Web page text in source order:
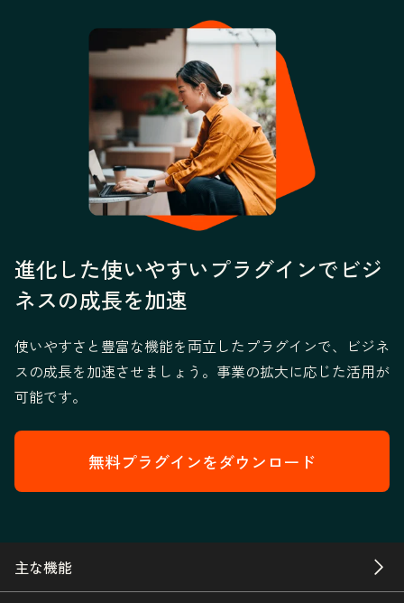
進化した使いやすいプラグインでビジ
ネスの成長を加速
使いやすさと豊富な機能を両立したプラグインで、ビジネ
スの成長を加速させましょう。事業の拡大に応じた活用が
可能です。
無料プラグインをダウンロード
主な機能